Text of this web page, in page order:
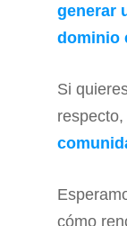
generar
dominio
Si
cómo